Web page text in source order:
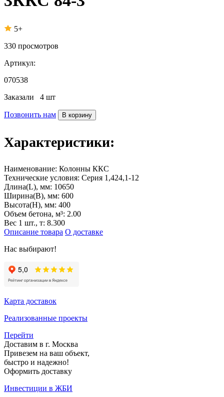
5+
330 просмотров
Артикул:
070538
Заказали 4 шт
Позвонить нам В корзину
Характеристики:
Наименование: Колонны ККС
Технические условия: Серия 1,424,1-12
Длина(L), мм: 10650
Ширина(B), мм: 600
Высота(H), мм: 400
Объем бетона, м³: 2.00
Вес 1 шт., т: 8.300
Описание товара О доставке
Нас выбирают!
Карта доставок
Реализованные проекты
Перейти
Доставим в г. Москва
Привезем на ваш объект,
быстро и надежно!
Оформить доставку
Инвестиции в ЖБИ